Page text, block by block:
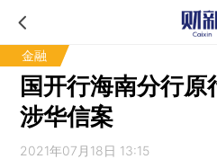
金融
国开行海南分行
涉华信案
2021年07月18日 13:15